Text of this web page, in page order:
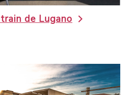
de Lugano